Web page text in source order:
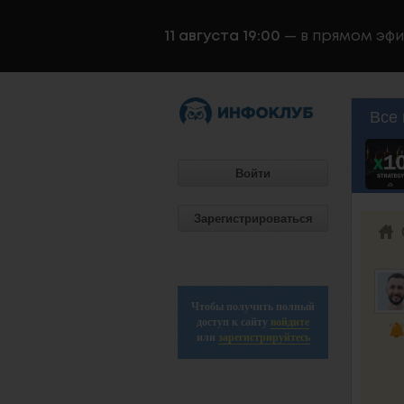
11 августа 19:00 — в прямом
Войти
Зарегистрироваться
Чтобы получить полный
доступ к сайту войдите
или зарегистрируйтесь
Все